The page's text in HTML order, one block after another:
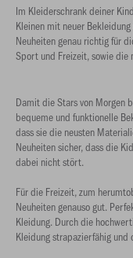
Im Kleiderschrank deiner
Kleinen mit neuer
Neuheiten genau richtig für
Sport und Freizeit, sowie die
Damit die Stars von Morgen
bequeme und funktionelle
dass sie die neusten
Neuheiten sicher, dass die
dabei nicht stört.
Für die Freizeit, zum
Neuheiten genauso gut.
Kleidung. Durch die
Kleidung strapazierfähig